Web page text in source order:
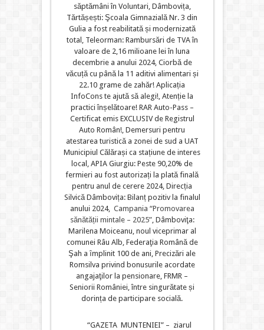
săptămâni în Voluntari, Dâmbovița,
Tărtășești: Şcoala Gimnazială Nr. 3 din
Gulia a fost reabilitată și modernizată
total, Teleorman: Rambursări de TVA în
valoare de 2,16 milioane lei în luna
decembrie a anului 2024, Ciorbă de
văcuță cu până la 11 aditivi alimentari și
22.10 grame de zahăr! Aplicația
InfoCons te ajută să alegi!, Atenție la
practici înșelătoare! RAR Auto-Pass –
Certificat emis EXCLUSIV de Registrul
Auto Român!, Demersuri pentru
atestarea turistică a zonei de sud a UAT
Municipiul Călărași ca stațiune de interes
local, APIA Giurgiu: Peste 90,20% de
fermieri au fost autorizați la plată finală
pentru anul de cerere 2024, Direcția
Silvică Dâmbovița: Bilanț pozitiv la finalul
anului 2024, Campania “Promovarea
sănătății mintale – 2025”, Dâmboviţa:
Marilena Moiceanu, noul viceprimar al
comunei Râu Alb, Federaţia Română de
Şah a ȋmplinit 100 de ani, Precizări ale
Romsilva privind bonusurile acordate
angajaţilor la pensionare, FRMR –
Seniorii României, între singurătate și
dorința de participare socială.
“GAZETA MUNTENIEI” – ziarul